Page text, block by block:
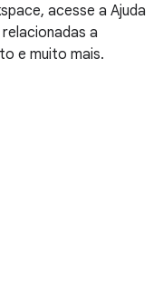
acesse a Ajuda
a
e muito mais.